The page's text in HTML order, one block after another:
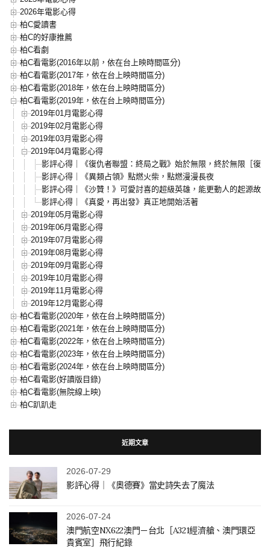
2026年電影心得
柏C愛讀書
柏C的好康推薦
柏C看劇
柏C看電影(2016年以前，依在台上映時間區分)
柏C看電影(2017年，依在台上映時間區分)
柏C看電影(2018年，依在台上映時間區分)
柏C看電影(2019年，依在台上映時間區分)
2019年01月電影心得
2019年02月電影心得
2019年03月電影心得
2019年04月電影心得
影評心得｜《復仇者聯盟：終局之戰》始於無限，終於無限［復
影評心得｜《異類占領》點燃火柴，點燃漫漫長夜
影評心得｜《沙贊！》可愛討喜的超級英雄，能更動人的起源故事
影評心得｜《真愛，再出發》真正地開始活著
2019年05月電影心得
2019年06月電影心得
2019年07月電影心得
2019年08月電影心得
2019年09月電影心得
2019年10月電影心得
2019年11月電影心得
2019年12月電影心得
柏C看電影(2020年，依在台上映時間區分)
柏C看電影(2021年，依在台上映時間區分)
柏C看電影(2022年，依在台上映時間區分)
柏C看電影(2023年，依在台上映時間區分)
柏C看電影(2024年，依在台上映時間區分)
柏C看電影(好讀版目錄)
柏C看電影(無院線上映)
柏C趴趴走
近期文章
2026-07-29
影評心得｜《奧德賽》當史詩失去了魔法
2026-07-24
澳門航空NX622澳門－台北［A321經濟艙、澳門環亞
貴賓室］飛行紀錄